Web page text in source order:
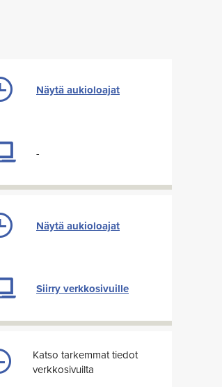
Näytä aukioloajat
-
Näytä aukioloajat
Siirry verkkosivuille
Katso tarkemmat tiedot
verkkosivuilta